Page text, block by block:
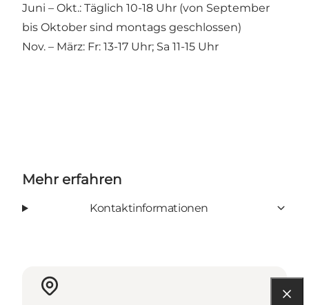
Juni – Okt.: Täglich 10-18 Uhr (von September
bis Oktober sind montags geschlossen)
Nov. – März: Fr: 13-17 Uhr; Sa 11-15 Uhr
Mehr erfahren
Kontaktinformationen